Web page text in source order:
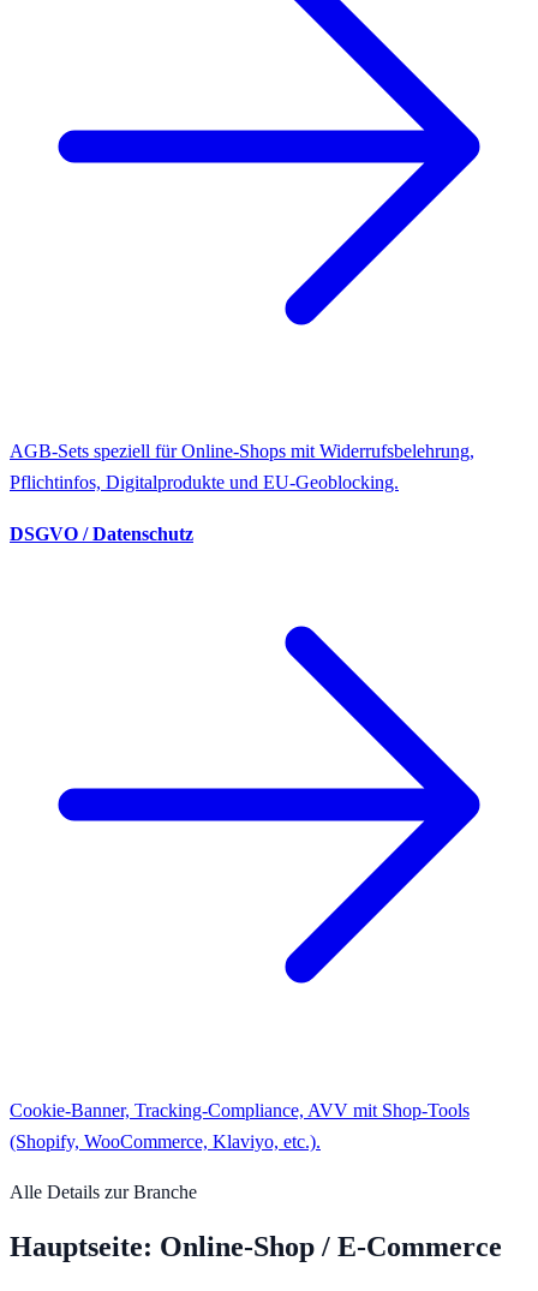
AGB-Sets speziell für Online-Shops mit Widerrufsbelehrung,
Pflichtinfos, Digitalprodukte und EU-Geoblocking.
DSGVO / Datenschutz
Cookie-Banner, Tracking-Compliance, AVV mit Shop-Tools
(Shopify, WooCommerce, Klaviyo, etc.).
Alle Details zur Branche
Hauptseite: Online-Shop / E-Commerce